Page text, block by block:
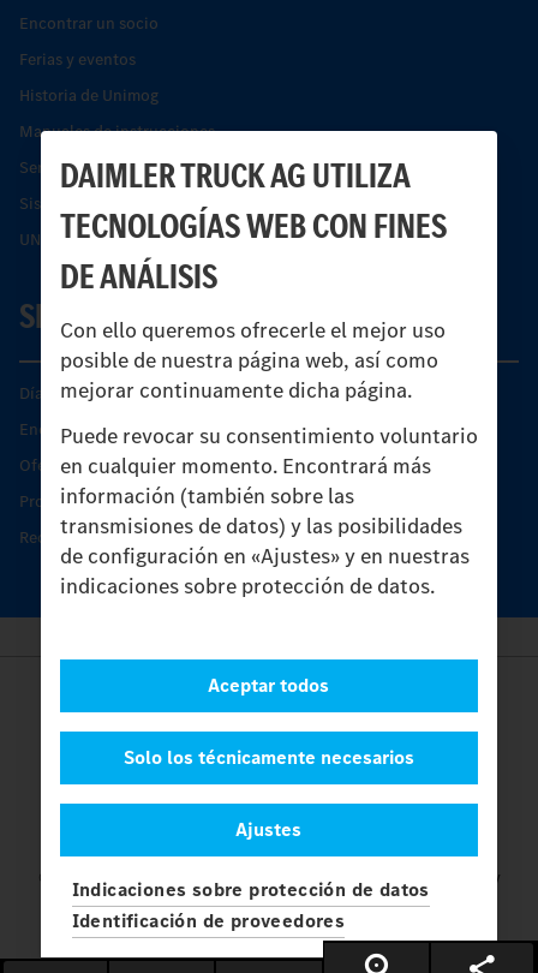
DAIMLER TRUCK AG UTILIZA
TECNOLOGÍAS WEB CON FINES
DE ANÁLISIS
Con ello queremos ofrecerle el mejor uso
posible de nuestra página web, así como
mejorar continuamente dicha página.
Puede revocar su consentimiento voluntario
en cualquier momento. Encontrará más
información (también sobre las
transmisiones de datos) y las posibilidades
de configuración en «Ajustes» y en nuestras
indicaciones sobre protección de datos.
Ajustes
Solo los técnicamente necesarios
Aceptar todos
Indicaciones sobre protección de datos
Identificación de proveedores
Encontrar un socio
Ferias y eventos
Historia de Unimog
Manuales de instrucciones
Servicios financieros
Sistemas de asistencia de seguridad Econic
UNI-TOUCH®
SERVICIO
Días de Servicio del Unimog
Encontrar un socio
Oferta de servicio del Unimog
Productos de piezas y servicio
Recambios originales
Provider
Contacto
Protección de datos
Ajustes
© 2026 Daimler Truck AG. Reservados todos los derechos.
y
Mercedes-Benz son marcas deMercedes-Benz Group AG.